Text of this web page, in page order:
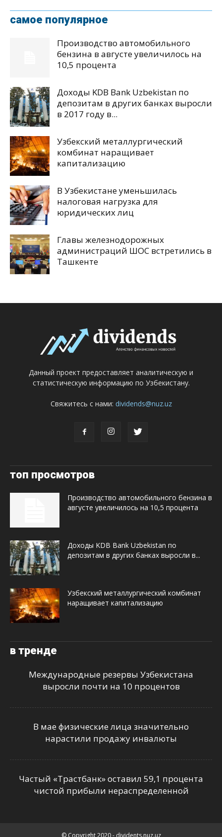
самое популярное
Производство автомобильного
бензина в августе увеличилось на
10,5 процента
Доходы KDB Bank Uzbekistan по
депозитам в других банках выросли
в 2017 году в...
Узбекский металлургический
комбинат наращивает
капитализацию
В Узбекистане уменьшилась
налоговая нагрузка для
юридических лиц
Главы железнодорожных
администраций ШОС встретились в
Ташкенте
Данный проект предоставляет аналитическую и
статистическую информацию по Узбекистану.
Свяжитесь с нами: dividends@nuz.uz
топ просмотров
Производство автомобильного бензина в
августе увеличилось на 10,5 процента
Доходы KDB Bank Uzbekistan по
депозитам в других банках выросли в...
Узбекский металлургический комбинат
наращивает капитализацию
в тренде
Международные резервы Узбекистана
выросли почти на 10 процентов
В мае физические лица значительно
нарастили продажу инвалюты
Частый «Трастбанк» оставил 59,1 процента
чистой прибыли нераспределенной
© Copyright 2020 - dividents.nuz.uz